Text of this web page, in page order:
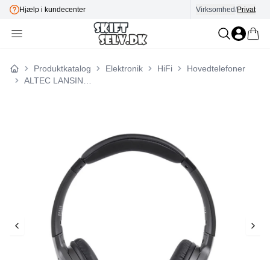
Hjælp i kundecenter E-mærket
Virksomhed/Privat
Forside
Produktkatalog Elektronik HiFi
Hovedtelefoner